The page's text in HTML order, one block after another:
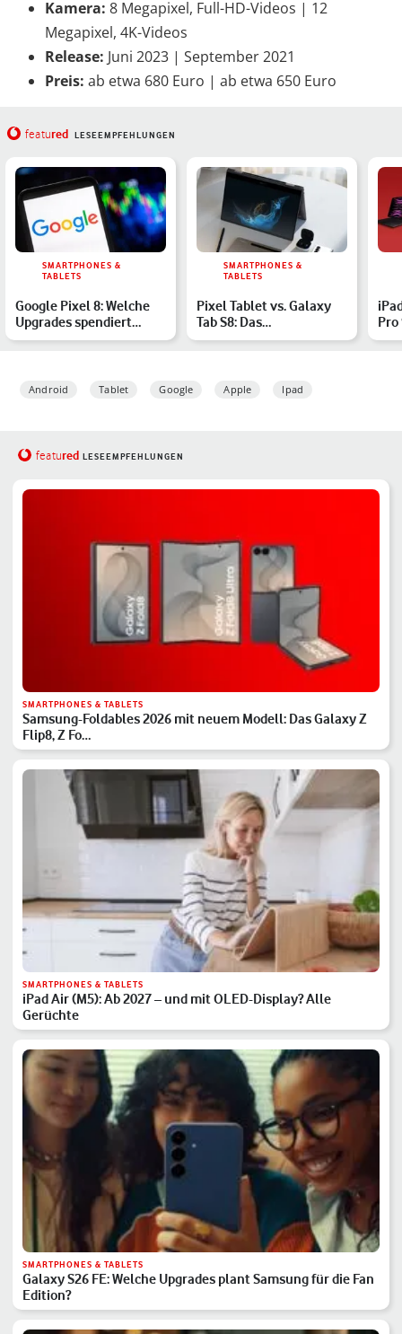
Kamera: 8 Megapixel, Full-HD-Videos | 12
Megapixel, 4K-Videos
Release: Juni 2023 | September 2021
Preis: ab etwa 680 Euro | ab etwa 650 Euro
featured LESEEMPFEHLUNGEN
SMARTPHONES &
TABLETS
Google Pixel 8: Welche
Upgrades spendiert
Google seinem Top-
SMARTPHONES &
TABLETS
Pixel Tablet vs. Galaxy
Tab S8: Das
unterscheidet die
Pro
Android Tablet Google Apple Ipad
featured LESEEMPFEHLUNGEN
SMARTPHONES & TABLETS
Samsung-Foldables 2026 mit neuem Modell: Das Galaxy Z
Flip8, Z Fo…
SMARTPHONES & TABLETS
iPad Air (M5): Ab 2027 – und mit OLED-Display? Alle
Gerüchte
SMARTPHONES & TABLETS
Galaxy S26 FE: Welche Upgrades plant Samsung für die Fan
Edition?